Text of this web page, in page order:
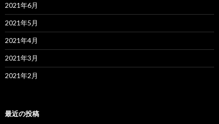
2021年6月
2021年5月
2021年4月
2021年3月
2021年2月
最近の投稿